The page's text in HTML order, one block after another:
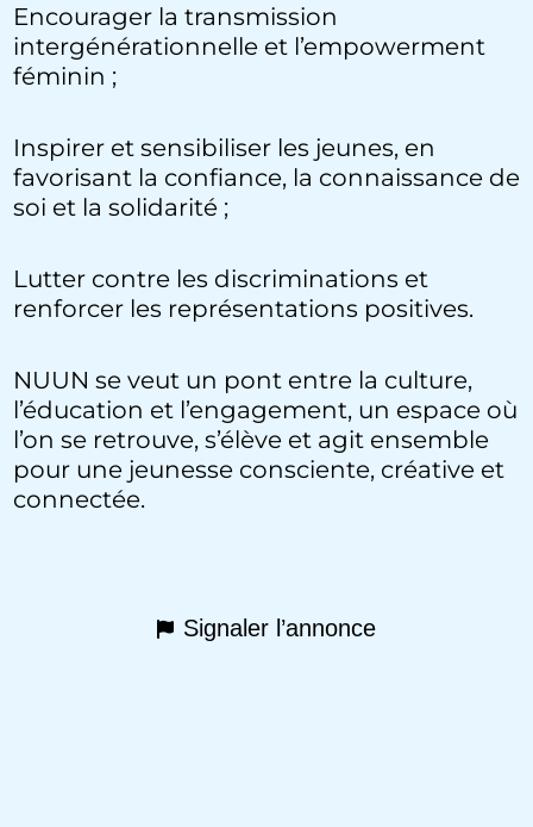
Encourager la transmission
intergénérationnelle et l’empowerment
féminin ;
Inspirer et sensibiliser les jeunes, en
favorisant la confiance, la connaissance de
soi et la solidarité ;
Lutter contre les discriminations et
renforcer les représentations positives.
NUUN se veut un pont entre la culture,
l’éducation et l’engagement, un espace où
l’on se retrouve, s’élève et agit ensemble
pour une jeunesse consciente, créative et
connectée.
Signaler l’annonce